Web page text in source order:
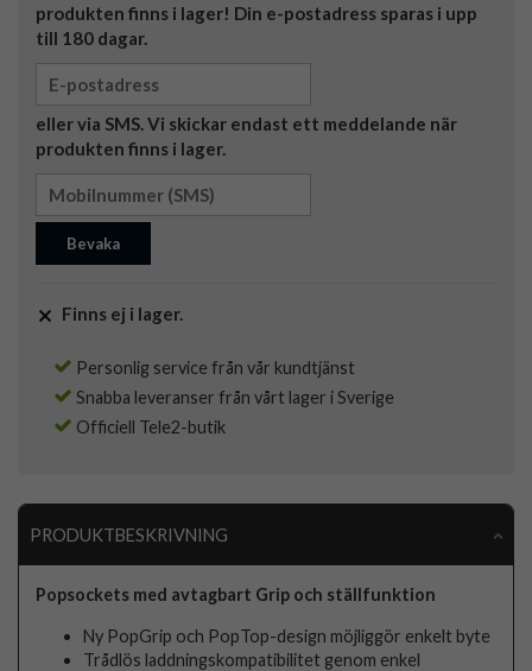
produkten finns i lager! Din e-postadress sparas i upp
till 180 dagar.
eller via SMS. Vi skickar endast ett meddelande när
produkten finns i lager.
Bevaka
Finns ej i lager.
Personlig service från vår kundtjänst
Snabba leveranser från vårt lager i Sverige
Officiell Tele2-butik
PRODUKTBESKRIVNING
Popsockets med avtagbart Grip och ställfunktion
Ny PopGrip och PopTop-design möjliggör enkelt byte
Trådlös laddningskompatibilitet genom enkel